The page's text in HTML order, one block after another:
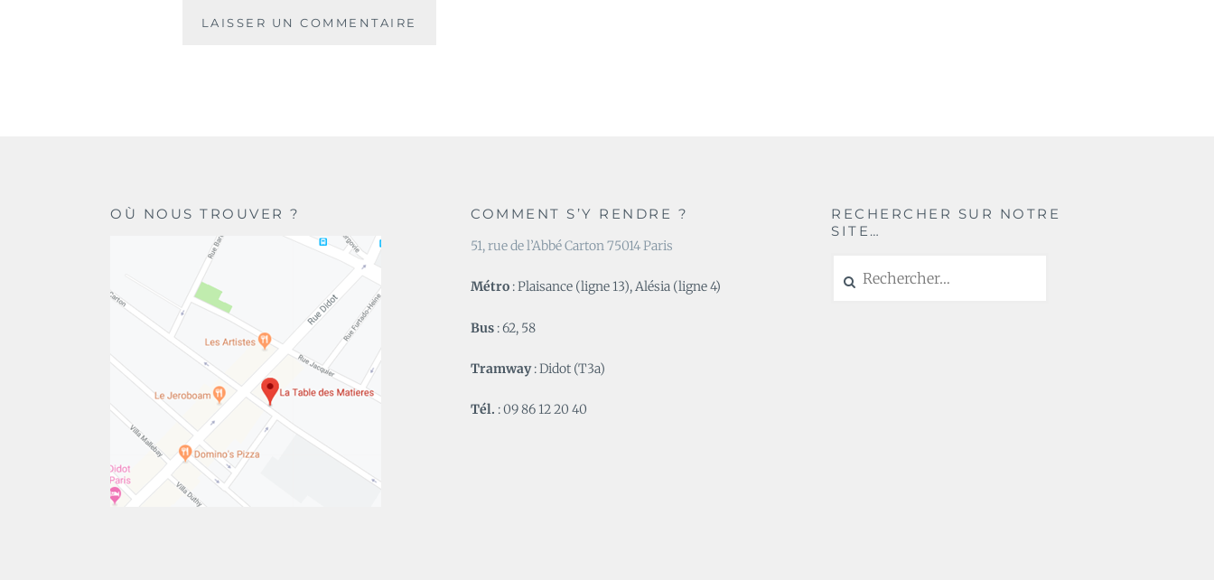
OÙ NOUS TROUVER ? COMMENT S’Y RENDRE ?
51, rue de l’Abbé Carton 75014 Paris
Métro : Plaisance (ligne 13), Alésia (ligne 4)
Bus : 62, 58
Tramway: Didot (T3a)
Tél. : 09 86 12 20 40
RECHERCHER SUR NOTRE
SITE…